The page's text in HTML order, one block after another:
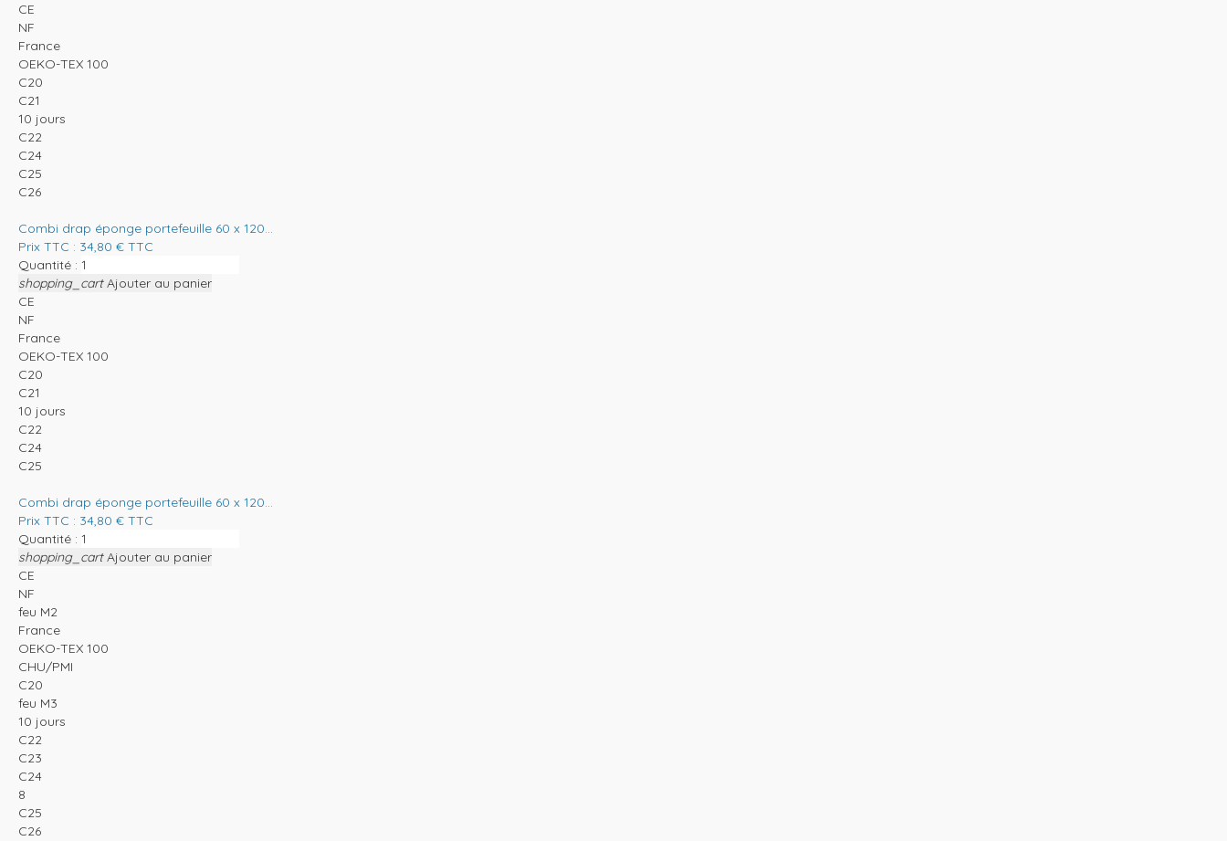
CE
NF
France
OEKO-TEX 100
C20
C21
10 jours
C22
C24
C25
C26
Combi drap éponge portefeuille 60 x 120...
Prix TTC : 34,80 € TTC
Quantité :
shopping_cart Ajouter au panier
CE
NF
France
OEKO-TEX 100
C20
C21
10 jours
C22
C24
C25
Combi drap éponge portefeuille 60 x 120...
Prix TTC : 34,80 € TTC
Quantité :
shopping_cart Ajouter au panier
CE
NF
feu M2
France
OEKO-TEX 100
CHU/PMI
C20
feu M3
10 jours
C22
C23
C24
8
C25
C26